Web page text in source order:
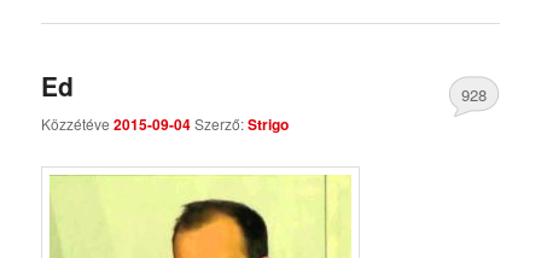
Ed
Közzétéve2015-09-04Szerző:Strigo
928